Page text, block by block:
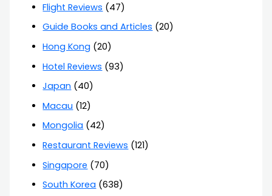
Flight Reviews (47)
Guide Books and Articles (20)
Hong Kong (20)
Hotel Reviews (93)
Japan (40)
Macau (12)
Mongolia (42)
Restaurant Reviews (121)
Singapore (70)
South Korea (638)